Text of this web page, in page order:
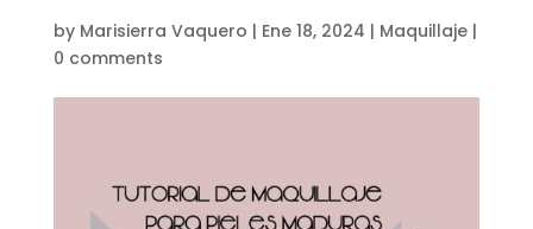
by Marisierra Vaquero | Ene 18, 2024 | Maquillaje|
0 comments